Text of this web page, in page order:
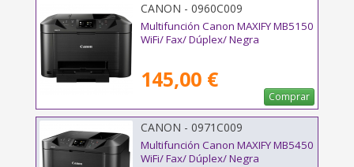
CANON - 0960C009
Multifunción Canon MAXIFY MB5150
WiFi/ Fax/ Dúplex/ Negra
145,00 €
Comprar
CANON - 0971C009
Multifunción Canon MAXIFY MB5450
WiFi/ Fax/ Dúplex/ Negra